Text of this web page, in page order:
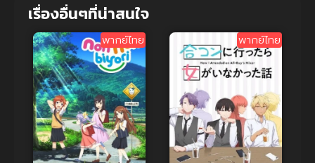
เรื่องอื่นๆที่น่าสนใจ
พากย์ไทย พากย์ไทย